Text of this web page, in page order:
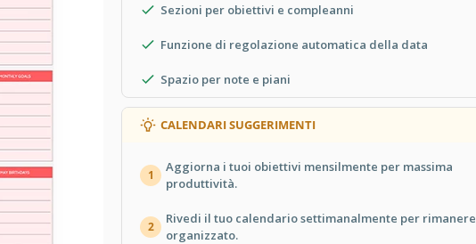
i prossimi sei
di lavoro o la
beige chiaro
desiderati
aggiungere
Sezioni per obiettivi e compleanni
Funzione di regolazione automatica della data
Spazio per note e piani
CALENDARI SUGGERIMENTI
1
Aggiorna i tuoi obiettivi mensilmente per massima
produttività.
2
Rivedi il tuo calendario settimanalmente per rimanere
organizzato.